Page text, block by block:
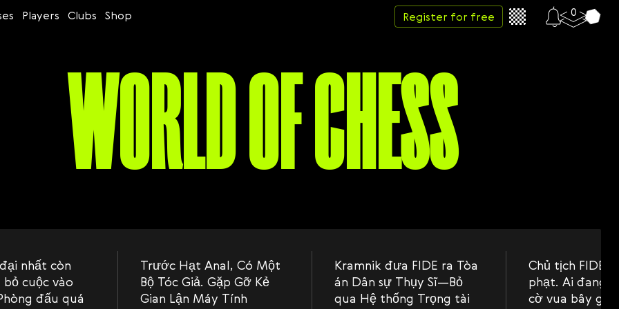
Players Clubs Shop Register for free 0
WORLD OF CHESS
nhất còn
cuộc vào
đấu quá
Trước Hạt Anal, Có Một
Bộ Tóc Giả. Gặp Gỡ Kẻ
Gian Lận Máy Tính
Kramnik đưa FIDE ra Tòa
án Dân sự Thụy Sĩ—Bỏ
qua Hệ thống Trọng tài
Chủ tịch FIDE
phạt. Ai đang
cờ vua bây giờ?